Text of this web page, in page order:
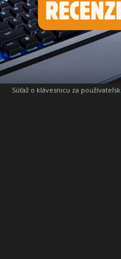
Súťaž o klávesnicu za